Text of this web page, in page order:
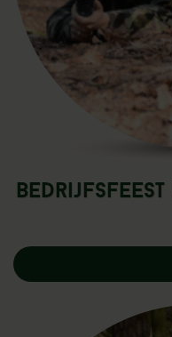
Bedrijfsfeest